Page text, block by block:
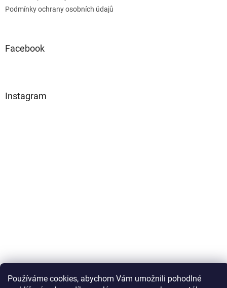
Používáme cookies, abychom Vám umožnili pohodlné
Podmínky ochrany osobních údajů
Facebook
Instagram
Sledovat na Instagramu